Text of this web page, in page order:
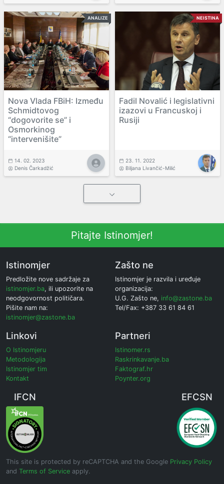
ANALIZE
Nova Vlada FBiH: Između
Schmidtovog
“dogovorite se” i
Osmorkinog
“intervenišite”
14. 02. 2023
Denis Čarkadžić
NEISTINA
Fadil Novalić i legislativni
izazovi u Francuskoj i
Rusiji
23. 11. 2022
Biljana Livančić-Milić
Pitajte Istinomjer!
Istinomjer
Predložite nove sadržaje za
istinomjer.ba, ili upozorite na
neodgovornost političara.
Pišite nam na:
istinomjer@zastone.ba
Zašto ne
Istinomjer je razvila i uređuje
organizacija:
U.G. Zašto ne, info@zastone.ba
Tel/Fax: +387 33 61 84 61
Linkovi
O Istinomjeru
Metodologija
Istinomjer tim
Kontakt
Partneri
Istinomer.rs
Raskrinkavanje.ba
Faktograf.hr
Poynter.org
IFCN EFCSN
This site is protected by reCAPTCHA and the Google Privacy Policy
and Terms of Service apply.